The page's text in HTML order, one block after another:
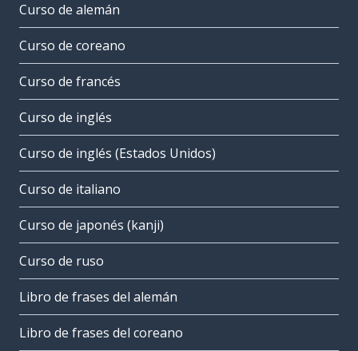
Curso de alemán
Curso de coreano
Curso de francés
Curso de inglés
Curso de inglés (Estados Unidos)
Curso de italiano
Curso de japonés (kanji)
Curso de ruso
Libro de frases del alemán
Libro de frases del coreano